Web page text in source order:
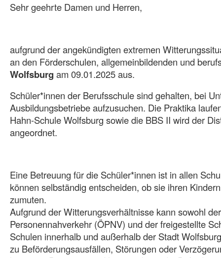
Sehr geehrte Damen und Herren,
aufgrund der angekündigten extremen
an den Förderschulen, allgemeinbildenden und
Wolfsburg am 09.01.2025 aus.
Schüler*innen der Berufsschule sind gehalten, bei
Ausbildungsbetriebe aufzusuchen. Die Praktika
Hahn-Schule Wolfsburg sowie die BBS II wird der
angeordnet.
Eine Betreuung für die Schüler*innen ist in allen
können selbständig entscheiden, ob sie ihren
zumuten.
Aufgrund der Witterungsverhältnisse kann sowohl
Personennahverkehr (ÖPNV) und der freigestellte
Schulen innerhalb und außerhalb der Stadt
zu Beförderungsausfällen, Störungen oder